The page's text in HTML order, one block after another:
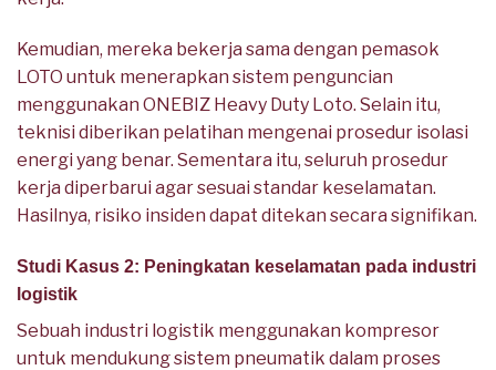
Kemudian, mereka bekerja sama dengan pemasok
LOTO untuk menerapkan sistem penguncian
menggunakan ONEBIZ Heavy Duty Loto. Selain itu,
teknisi diberikan pelatihan mengenai prosedur isolasi
energi yang benar. Sementara itu, seluruh prosedur
kerja diperbarui agar sesuai standar keselamatan.
Hasilnya, risiko insiden dapat ditekan secara signifikan.
Studi Kasus 2: Peningkatan keselamatan pada industri
logistik
Sebuah industri logistik menggunakan kompresor
untuk mendukung sistem pneumatik dalam proses